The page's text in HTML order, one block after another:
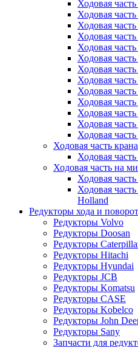
Ходовая
Ходовая
Ходовая
Ходовая
Ходовая
Ходовая
Ходовая
Ходовая
Ходовая
Ходовая
Ходовая
Ходовая
Ходовая
Ходовая часть крана
Ходовая
Ходовая часть на
Ходовая
Ходовая
Holland
Редукторы хода и
Редукторы Volvo
Редукторы Doosan
Редукторы
Редукторы Hitachi
Редукторы Hyundai
Редукторы JCB
Редукторы Komatsu
Редукторы CASE
Редукторы Kobelco
Редукторы John
Редукторы Sany
Запчасти для